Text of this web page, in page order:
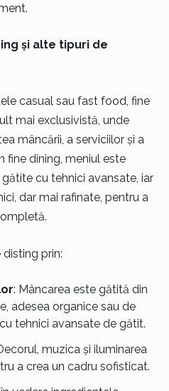
și alte tipuri de
casual sau fast food, fine
mai exclusivistă, unde
mâncării, a serviciilor și a
fine dining, meniul este
cu tehnici avansate, iar
dar mai rafinate, pentru a
prin:
: Mâncarea este gătită din
adesea organice sau de
tehnici avansate de gătit.
muzica și iluminarea
a crea un cadru sofisticat.